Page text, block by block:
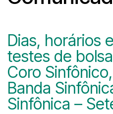
Dias, horários
testes de
Coro
Banda
Sinfônica –